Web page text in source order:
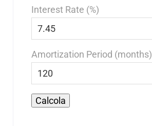
Interest Rate (%)
Amortization Period (months)